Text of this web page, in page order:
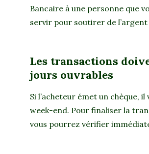
Bancaire à une personne que
servir pour soutirer de
Les transactions
jours ouvrables
Si l’acheteur émet un chèque,
week-end. Pour finaliser la
vous pourrez vérifier